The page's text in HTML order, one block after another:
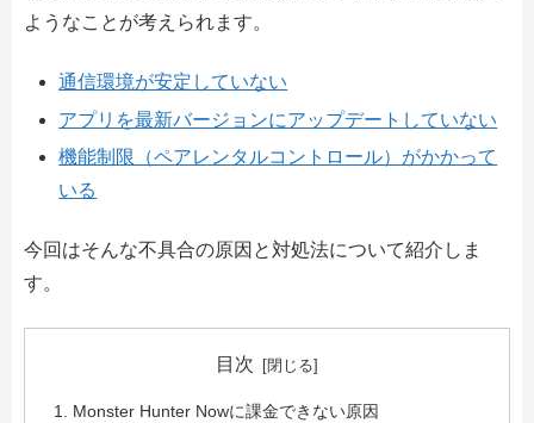
ようなことが考えられます。
通信環境が安定していない
アプリを最新バージョンにアップデートしていない
機能制限（ペアレンタルコントロール）がかかって
いる
今回はそんな不具合の原因と対処法について紹介しま
す。
目次
Monster Hunter Nowに課金できない原因